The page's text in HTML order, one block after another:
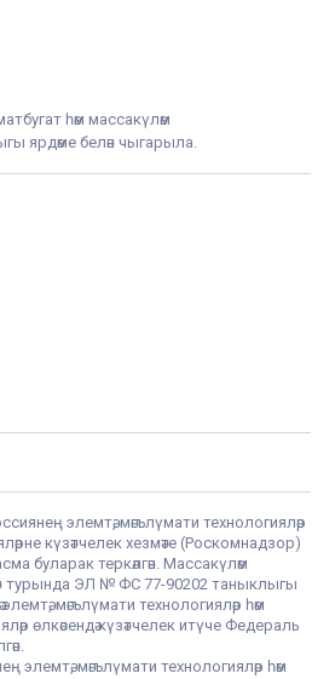
һәм массакүләм
ярдәме белән чыгарыла.
элемтә, мәгълүмати технологияләр
күзәтчелек хезмәте (Роскомнадзор)
буларак теркәлгән. Массакүләм
турында ЭЛ № ФС 77-90202 таныклыгы
мәгълүмати технологияләр һәм
өлкәсендә күзәтчелек итүче Федераль
элемтә, мәгълүмати технологияләр һәм